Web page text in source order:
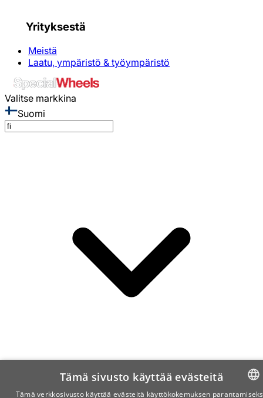
Yrityksestä
Meistä
Laatu, ympäristö & työympäristö
Valitse markkina
Suomi
Tämä sivusto käyttää evästeitä
Tämä verkkosivusto käyttää evästeitä käyttökokemuksen